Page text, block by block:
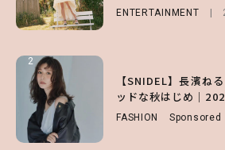
ENTERTAINMENT
2
【SNIDEL】長濱ね
ッドな秋はじめ｜
FASHION Sponsored
LIFESTYLE
2
【大原優乃】夏メイ
ッとしちゃう色っぽ
BEAUTY 2026.08.01
2
ノ国屋コラボの“優
い味方！【オトナミ